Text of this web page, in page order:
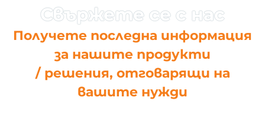
Получете последна информация
за нашите продукти
/ решения, отговарящи на
вашите нужди